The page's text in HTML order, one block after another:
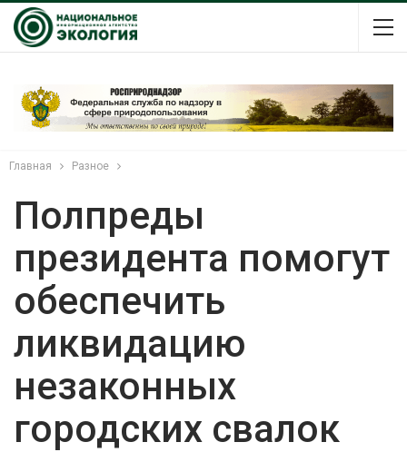
Главная Разное
Полпреды
президента помогут
обеспечить
ликвидацию
незаконных
городских свалок